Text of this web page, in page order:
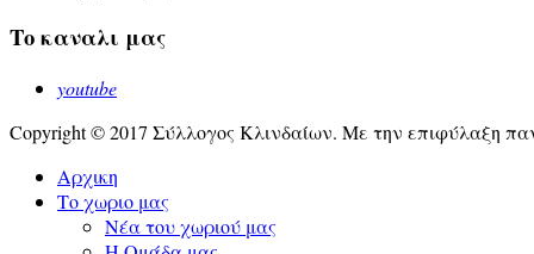
Τo καναλι μας
youtube
Copyright © 2017 Σύλλογος Κλινδαίων. Με την επιφύλαξη
Αρχικη
Το χωριο μας
Νέα του χωριού μας